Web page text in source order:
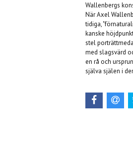
Wallenbergs
När Axel
tidiga,
kanske
stel
med slagsvärd
en rå och
själva själen i